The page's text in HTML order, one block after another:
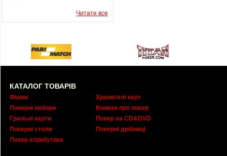
Читати все
КАТАЛОГ ТОВАРІВ
Фішки
Покерні набори
Гральні карти
Покерні столи
Покер атрибутика
Хранителі карт
Книжки про покер
Покер на CD&DVD
Покерні дрібниці